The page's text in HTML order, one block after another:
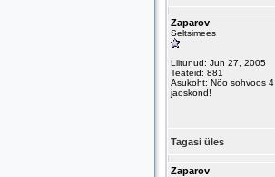
Zaparov
Seltsimees
Liitunud: Jun 27, 2005
Teateid: 881
Asukoht: Nõo sohvoos 4
jaoskond!
Tagasi üles
Zaparov